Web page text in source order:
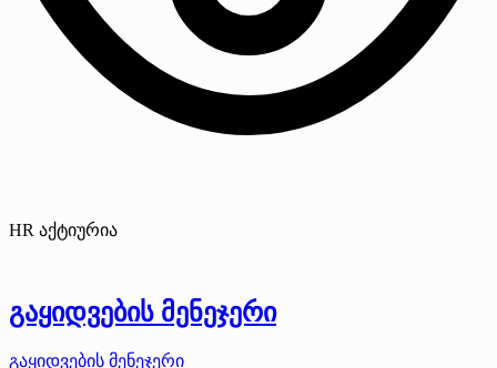
HR აქტიურია
გაყიდვების მენეჯერი
გაყიდვების მენეჯერი